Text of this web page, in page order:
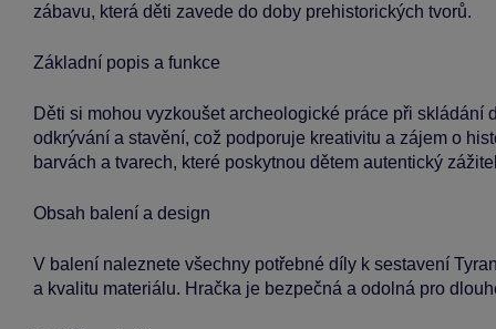
zábavu, která děti zavede do doby prehistorických tvorů.
Základní popis a funkce
Děti si mohou vyzkoušet archeologické práce při
odkrývání a stavění, což podporuje kreativitu a zájem o
barvách a tvarech, které poskytnou dětem autentický
Obsah balení a design
V balení naleznete všechny potřebné díly k sestavení
a kvalitu materiálu. Hračka je bezpečná a odolná pro